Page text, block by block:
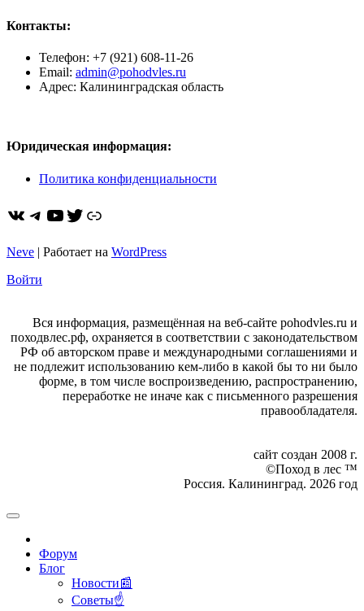
Контакты:
Телефон: +7 (921) 608-11-26
Email: admin@pohodvles.ru
Адрес: Калининградская область
Юридическая информация:
Политика конфиденциальности
ВКонтакте
Telegram
YouTube
Twitter
https://dzen.ru/pohodvles
Neve | Работает на WordPress
Войти
Вся информация, размещённая на веб-сайте pohodvles.ru и
походвлес.рф, охраняется в соответствии с законодательством
РФ об авторском праве и международными соглашениями и
не подлежит использованию кем-либо в какой бы то ни было
форме, в том числе воспроизведению, распространению,
переработке не иначе как с письменного разрешения
правообладателя.
сайт создан 2008 г.
©Поход в лес ™
Россия. Калининград. 2026 год
Форум
Блог
Новости📰
Советы☝